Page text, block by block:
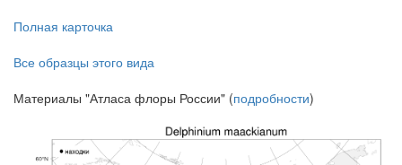
Полная карточка
Все образцы этого вида
Материалы "Атласа флоры России" (подробности)